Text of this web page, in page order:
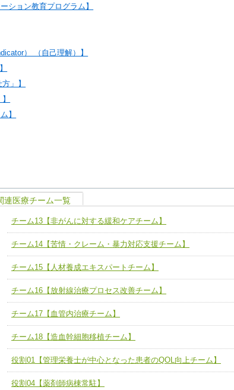
ション教育プログラム】
） （自己理解）】
」】
】
ユニット４ 専門能力拡大・向上
各職種のスキルを拡大・向上させ、新たな可能性を広げる
人材養成のためのマネジメントおよび効果的な指導ができる
チーム14【苦情・クレーム・暴力対応支援チーム】
チーム15【人材養成エキスパートチーム】
チーム18【造血幹細胞移植チーム】
役割01【管理栄養士が中心となった患者のQOL向上チーム】
役割02【DPC検証チーム】
役割03【医療経済・制度サポートチーム】
連医療チーム一覧
チーム13【非がんに対する緩和ケアチーム】
チーム14【苦情・クレーム・暴力対応支援チーム】
チーム15【人材養成エキスパートチーム】
チーム16【放射線治療プロセス改善チーム】
チーム17【血管内治療チーム】
チーム18【造血幹細胞移植チーム】
役割01【管理栄養士が中心となった患者のQOL向上チーム】
役割04【薬剤師病棟常駐】